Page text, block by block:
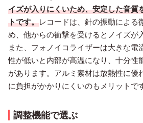
イズが入りにくいため、安定した音質
トです。レコードは、針の振動による
め、他からの衝撃を受けるとノイズが
また、フォノイコライザーは大きな電
性が低いと内部が高温になり、十分性
があります。アルミ素材は放熱性に優
に負担がかかりにくいのもメリットです
調整機能で選ぶ